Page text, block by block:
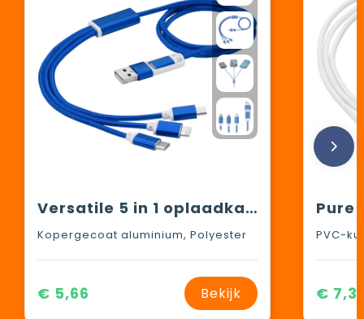
Versatile 5 in 1 oplaadkabel
Kopergecoat aluminium, Polyester
€ 5,66 Bekijk
PVC-
€